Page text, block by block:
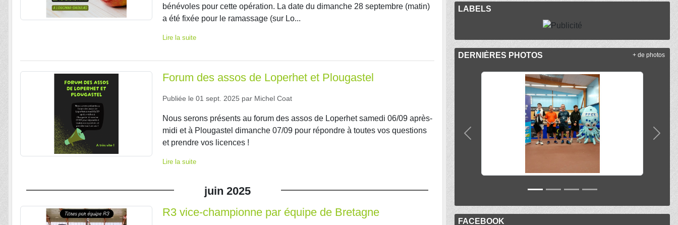
bénévoles pour cette opération. La date du dimanche 28 septembre (matin)
a été fixée pour le ramassage (sur Lo...
Lire la suite
Forum des assos de Loperhet et Plougastel
Publiée le 01 sept. 2025 par Michel Coat
Nous serons présents au forum des assos de Loperhet samedi 06/09 après-
midi et à Plougastel dimanche 07/09 pour répondre à toutes vos questions
et prendre vos licences !
Lire la suite
juin 2025
R3 vice-championne par équipe de Bretagne
LABELS
DERNIÈRES PHOTOS
Précedent
+ de photos
FACEBOOK